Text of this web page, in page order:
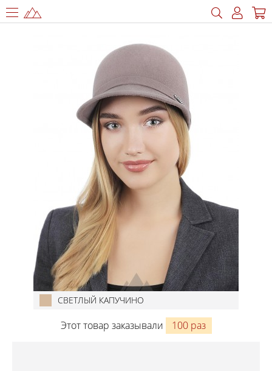
СВЕТЛЫЙ КАПУЧИНО
Этот товар заказывали 100 раз